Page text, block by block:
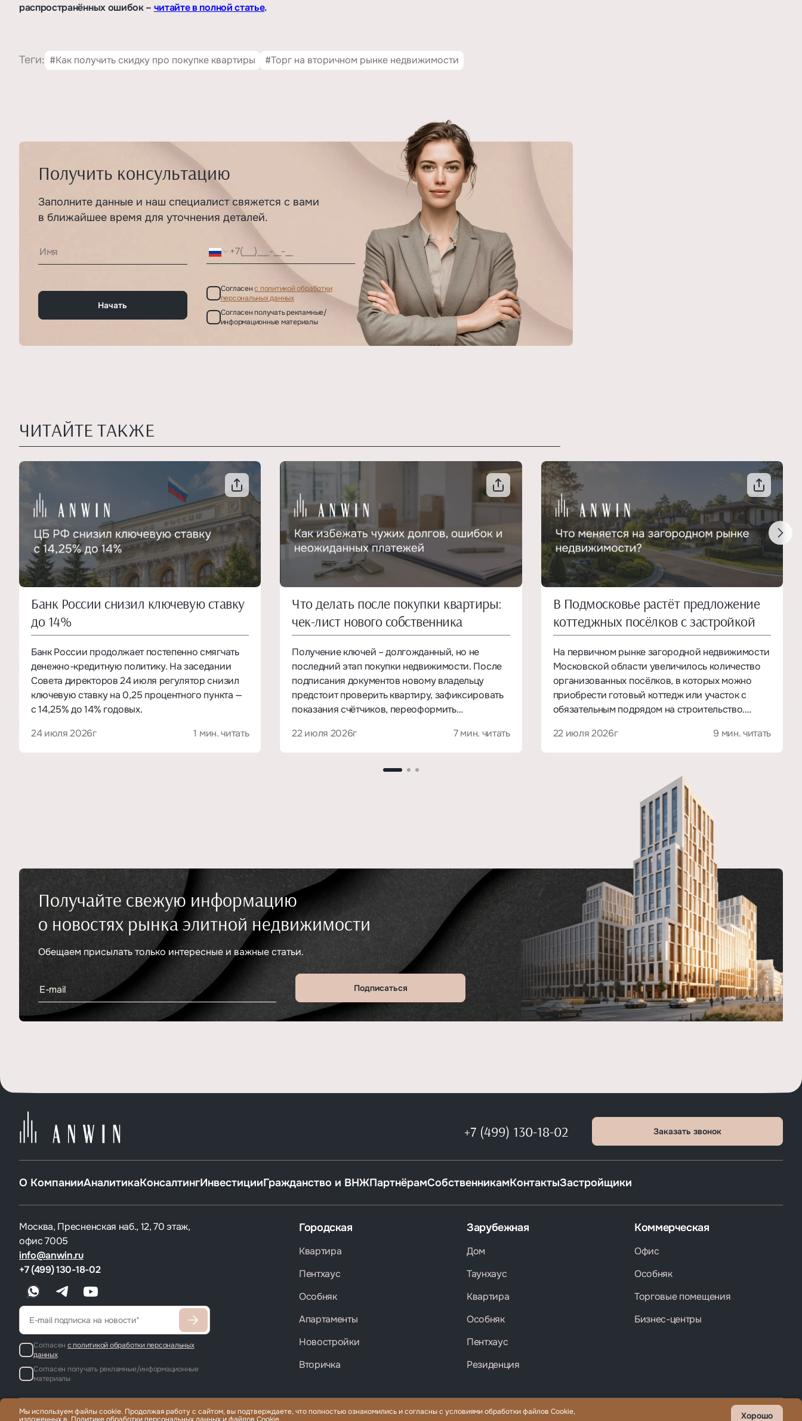
распространённых ошибок – читайте в полной статье.
Теги: #Как получить скидку про покупке квартиры #Торг на вторичном рынке недвижимости
Получить консультацию
Заполните данные и наш специалист свяжется с вами
в ближайшее время для уточнения деталей.
Начать
Согласенс политикой обработки
персональных данных
Согласен получать рекламные/
информационные материалы
ЧИТАЙТЕ ТАКЖЕ
Банк России снизил ключевую ставку
до 14%
Банк России продолжает постепенно смягчать
денежно-кредитную политику. На заседании
Совета директоров 24 июля регулятор снизил
ключевую ставку на 0,25 процентного пункта —
с 14,25% до 14% годовых.
24 июля 2026г
1 мин. читать
Что делать после покупки квартиры:
чек-лист нового собственника
Получение ключей – долгожданный, но не
последний этап покупки недвижимости. После
подписания документов новому владельцу
предстоит проверить квартиру, зафиксировать
показания счётчиков, переоформить
о собственности корректно отражены в
22 июля 2026г 7 мин. читать
В Подмосковье растёт предложение
коттеджных посёлков с застройкой
На первичном рынке загородной недвижимости
Московской области увеличилось количество
организованных посёлков, в которых можно
приобрести готовый коттедж или участок с
обязательным подрядом на строительство.
резком подъёме рынка. Скорее, они отражают
Покупателям всё чаще предлагают не только
землю, но и более понятный по своим
характеристикам продукт: дом с определённой
архитектурной концепцией и заранее
предусмотренными инженерными решениями.
При этом качество, готовность и состав
инфраструктуры в каждом проекте необходимо
оценивать отдельно.
22 июля 2026г 9 мин. читать
Получайте свежую информацию
о новостях рынка элитной недвижимости
Обещаем присылать только интересные и важные статьи.
Подписаться
+7 (499) 130-18-02 Заказать звонок
О КомпанииАналитикаКонсалтингИнвестицииГражданство и ВНЖПартнёрамСобственникамКонтактыЗастройщики
Москва, Пресненская наб., 12, 70 этаж,
офис 7005
info@anwin.ru
+7 (499) 130-18-02
Согласен с политикой обработки персональных
данных
Согласен получать рекламные/информационные
материалы
Городская
Квартира
Пентхаус
Особняк
Апартаменты
Новостройки
Вторичка
Зарубежная
Дом
Таунхаус
Квартира
Особняк
Пентхаус
Резиденция
Коммерческая
Офис
Особняк
Торговые помещения
Бизнес-центры
Продажа и аренда элитной недвижимости по всему миру, помощь с гражданством и ВНЖ.
Мы используем файлы cookie. Продолжая работу с сайтом, вы подтверждаете, что полностью ознакомились и согласны с условиями обработки файлов Cookie,
Хорошо